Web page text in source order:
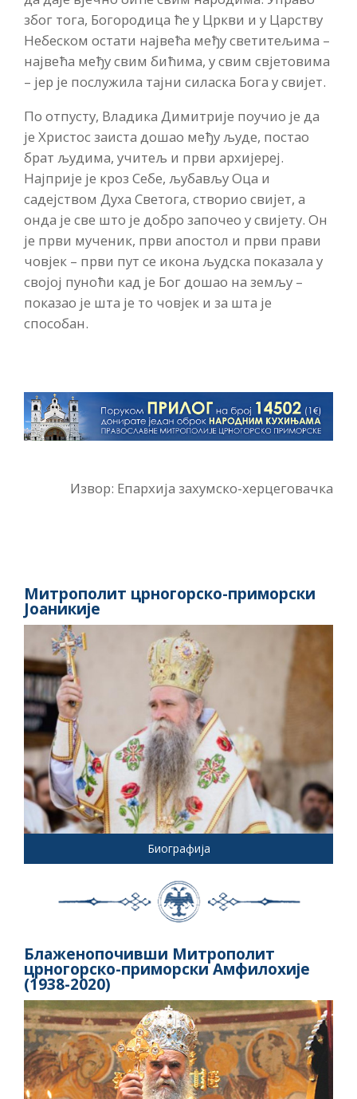
због тога, Богородица ће у Цркви и у Царству
Небеском остати највећа међу светитељима –
највећа међу свим бићима, у свим свјетовима
– јер је послужила тајни силаска Бога у свијет.
По отпусту, Владика Димитрије поучио је да
је Христос заиста дошао међу људе, постао
брат људима, учитељ и први архијереј.
Најприје је кроз Себе, љубављу Оца и
садејством Духа Светога, створио свијет, а
онда је све што је добро започео у свијету. Он
је први мученик, први апостол и први прави
човјек – први пут се икона људска показала у
својој пуноћи кад је Бог дошао на земљу –
показао је шта је то човјек и за шта је
способан.
Извор: Епархија захумско-херцеговачка
Митрополит црногорско-приморски
Јоаникије
Биографија
Блаженопочивши Митрополит
црногорско-приморски Амфилохије
(1938-2020)